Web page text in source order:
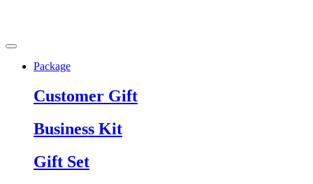
Package
Customer Gift
Business Kit
Gift Set